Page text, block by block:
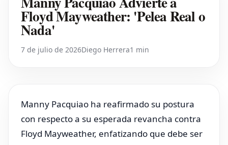
Floyd Mayweather: 'Pelea Real o
Nada'
7 de julio de 2026Diego Herrera1 min
Manny Pacquiao ha reafirmado su postura
con respecto a su esperada revancha contra
Floyd Mayweather, enfatizando que debe ser